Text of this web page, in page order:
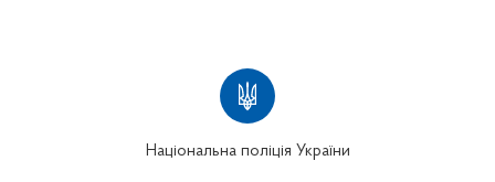
Національна поліція України